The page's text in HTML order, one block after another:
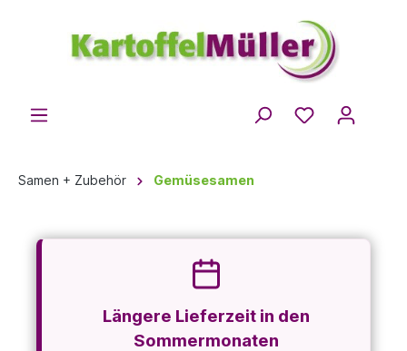
Samen + Zubehör Gemüsesamen
Längere Lieferzeit in den
Sommermonaten